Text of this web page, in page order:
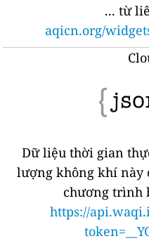
... từ
aqicn.org/
Dữ liệu thời gian
lượng không khí này
chương trình
https://